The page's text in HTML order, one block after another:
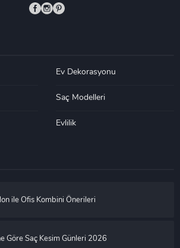
Ev Dekorasyonu
Saç Modelleri
Evlilik
ile Ofis Kombini Önerileri
Göre Saç Kesim Günleri 2026